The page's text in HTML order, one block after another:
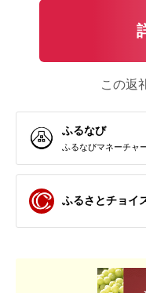
この返
ふるなび
ふるなびマネーチャ
ふるさとチョイ